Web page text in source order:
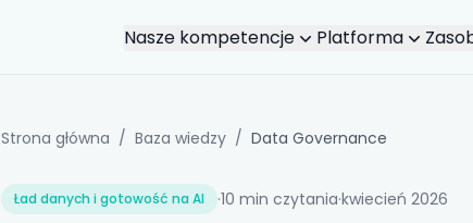
Nasze kompetencje Platforma
Strona główna / Baza wiedzy / Data Governance
Ład danych i gotowość na AI ·10 min czytania·kwiecień 2026